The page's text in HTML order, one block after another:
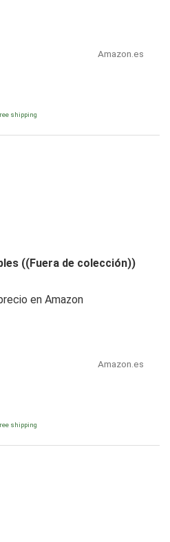
Amazon.es
shipping
((Fuera de colección))
en Amazon
Amazon.es
shipping